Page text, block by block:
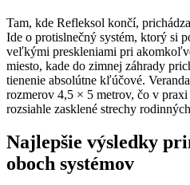
Tam, kde Refleksol končí,
Ide o protislnečný systém, ktorý si
veľkými preskleniami pri
miesto, kade do zimnej záhrady
tienenie absolútne kľúčové.
rozmerov 4,5 × 5 metrov, čo v praxi
rozsiahle zasklené strechy
Najlepšie výsledky
oboch systémov